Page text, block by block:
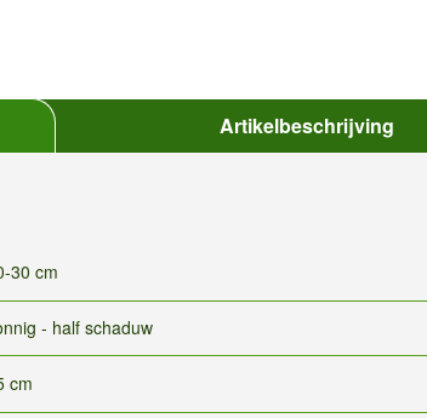
Artikelbeschrijving
30 cm
- half schaduw
cm